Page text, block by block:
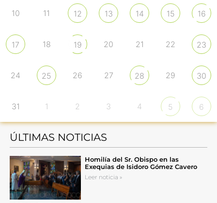
10 11 12 13 14 15 16
17 18 19 20 21 22 23
24 25 26 27 28 29 30
31 1 2 3 4 5 6
ÚLTIMAS NOTICIAS
Homilía del Sr. Obispo en las
Exequias de Isidoro Gómez Cavero
Leer noticia »